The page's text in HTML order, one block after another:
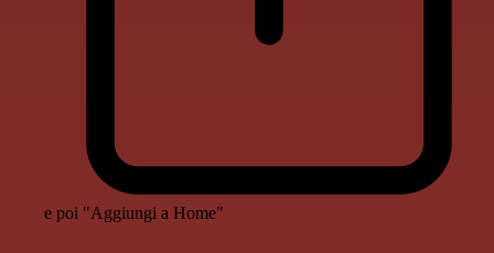
e poi "Aggiungi a Home"